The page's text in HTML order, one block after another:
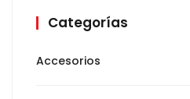
Categorías
Accesorios